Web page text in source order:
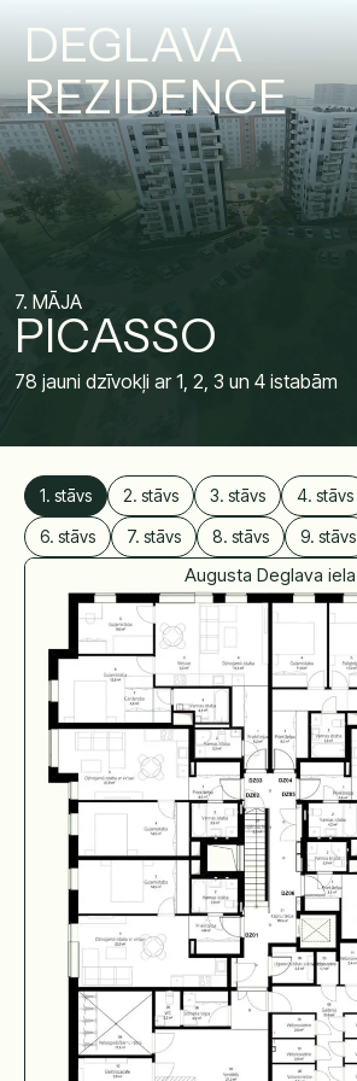
DEGLAVA
REZIDENCE
7. MĀJA
PICASSO
78 jauni dzīvokļi ar 1, 2, 3 un 4 istabām
1. stāvs 2. stāvs 3. stāvs 4. stāvs
6. stāvs
7. stāvs 8. stāvs 9. stāvs
Augusta Deglava iela